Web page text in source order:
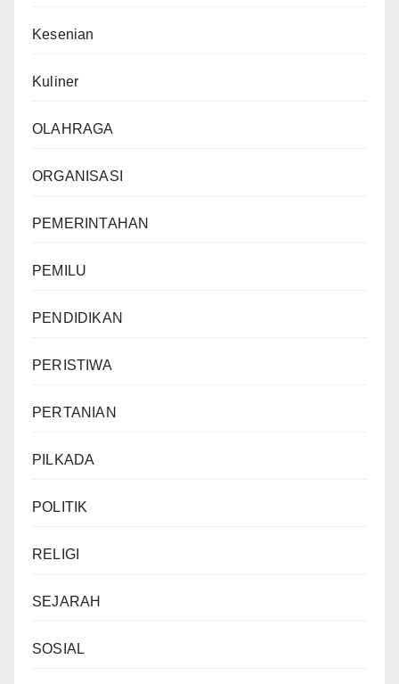
Kesenian
Kuliner
OLAHRAGA
ORGANISASI
PEMERINTAHAN
PEMILU
PENDIDIKAN
PERISTIWA
PERTANIAN
PILKADA
POLITIK
RELIGI
SEJARAH
SOSIAL